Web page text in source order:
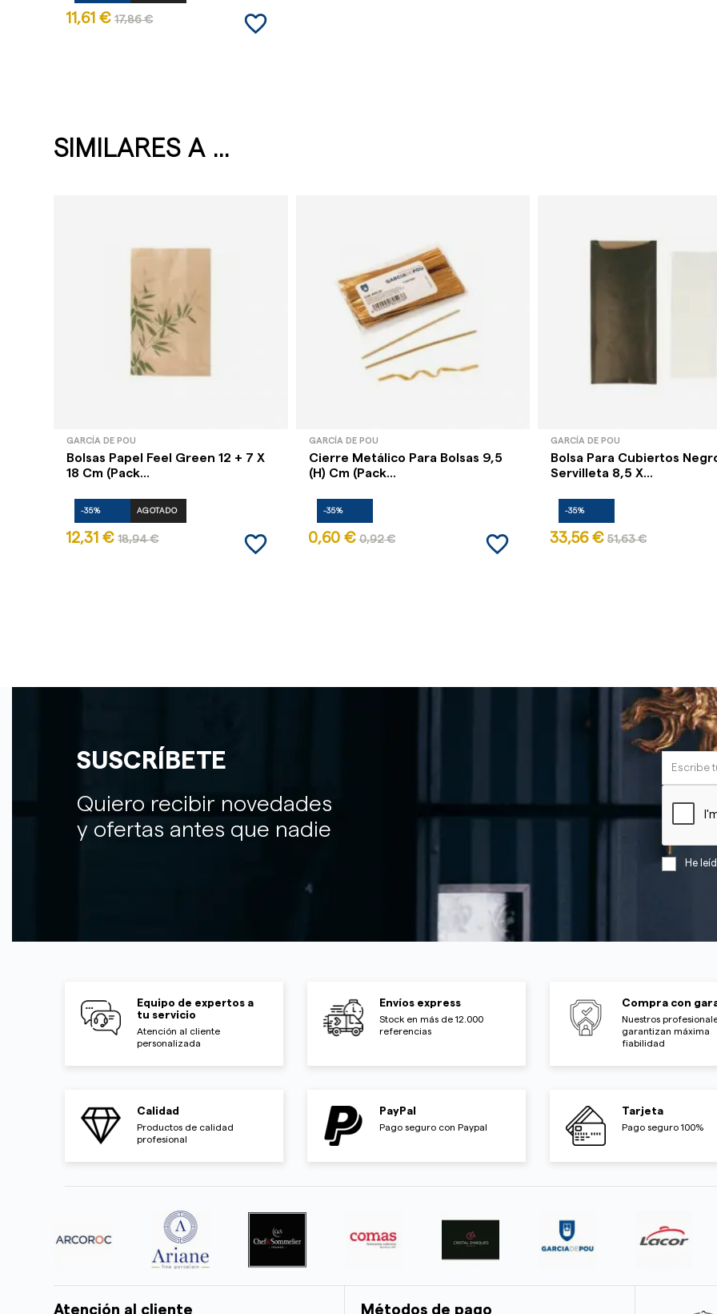
11,61 € 17,86 € favorite_border
SIMILARES A ...
GARCÍA DE POU
Bolsas Papel Feel Green 12 + 7 X
18 Cm (Pack...
-35% AGOTADO
12,31 € 18,94 € favorite_border
GARCÍA DE POU
Cierre Metálico Para Bolsas 9,5
(h) Cm (Pack...
-35%
0,60 € 0,92 € favorite_border
GARCÍA DE POU
Bolsa Para Cubiertos
Servilleta 8,5 X...
-35%
33,56 € 51,63 €
SUSCRÍBETE
Quiero recibir novedades
y ofertas antes que nadie
He
Equipo de expertos a
tu servicio
Atención al cliente
personalizada
Envíos express
Stock en más de 12.000
referencias
Compra con
Nuestros
garantizan máxima
fiabilidad
Calidad
Productos de calidad
profesional
PayPal
Pago seguro con Paypal
Tarjeta
Pago seguro 100%
Atención al cliente Métodos de pago